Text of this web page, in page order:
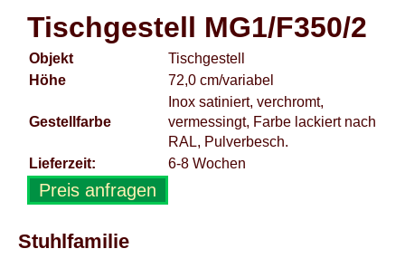
Tischgestell MG1/F350/2
Objekt
Tischgestell
Höhe
72,0 cm/variabel
Gestellfarbe
Inox satiniert, verchromt,
vermessingt, Farbe lackiert nach
RAL, Pulverbesch.
Lieferzeit:
6-8 Wochen
Preis anfragen
Stuhlfamilie